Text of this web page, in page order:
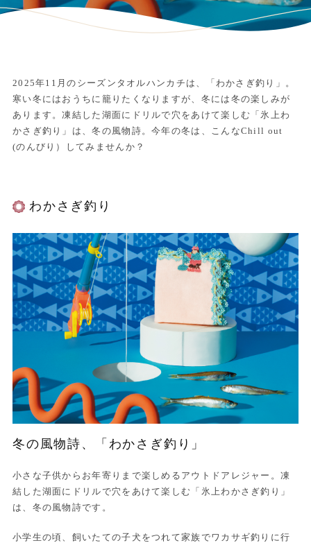
2025年11月のシーズンタオルハンカチは、「わかさぎ釣り」。
寒い冬にはおうちに籠りたくなりますが、冬には冬の楽しみが
あります。凍結した湖面にドリルで穴をあけて楽しむ「氷上わ
かさぎ釣り」は、冬の風物詩。今年の冬は、こんなChill out
(のんびり）してみませんか？
わかさぎ釣り
冬の風物詩、「わかさぎ釣り」
小さな子供からお年寄りまで楽しめるアウトドアレジャー。凍
結した湖面にドリルで穴をあけて楽しむ「氷上わかさぎ釣り」
は、冬の風物詩です。
小学生の頃、飼いたての子犬をつれて家族でワカサギ釣りに行